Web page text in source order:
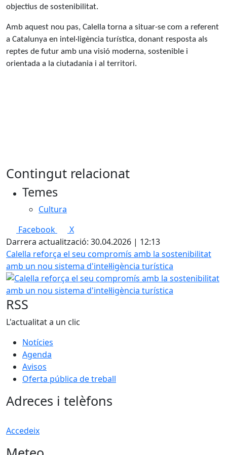
objectius de sostenibilitat.
Amb aquest nou pas, Calella torna a situar-se com a referent
a Catalunya en intel·ligència turística, donant resposta als
reptes de futur amb una visió moderna, sostenible i
orientada a la ciutadania i al territori.
Contingut relacionat
Temes
Cultura
Facebook
X
Darrera actualització: 30.04.2026 | 12:13
Calella reforça el seu compromís amb la sostenibilitat
amb un nou sistema d'intel·ligència turística
RSS
L'actualitat a un clic
Notícies
Agenda
Avisos
Oferta pública de treball
Adreces i telèfons
Accedeix